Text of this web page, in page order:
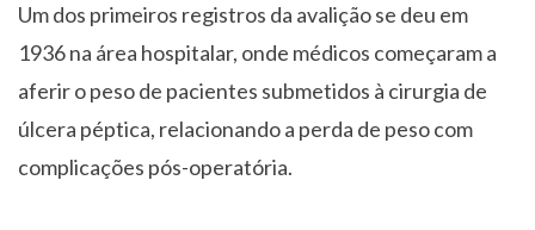
Um dos primeiros registros da avalição se deu em
1936 na área hospitalar, onde médicos começaram a
aferir o peso de pacientes submetidos à cirurgia de
úlcera péptica, relacionando a perda de peso com
complicações pós-operatória.